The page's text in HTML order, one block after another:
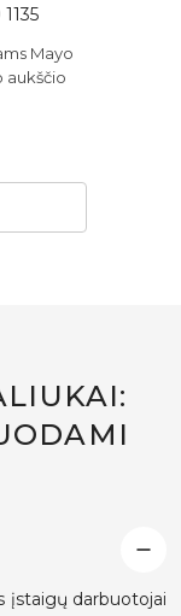
Mayo
aukščio
įstaigų darbuotojai